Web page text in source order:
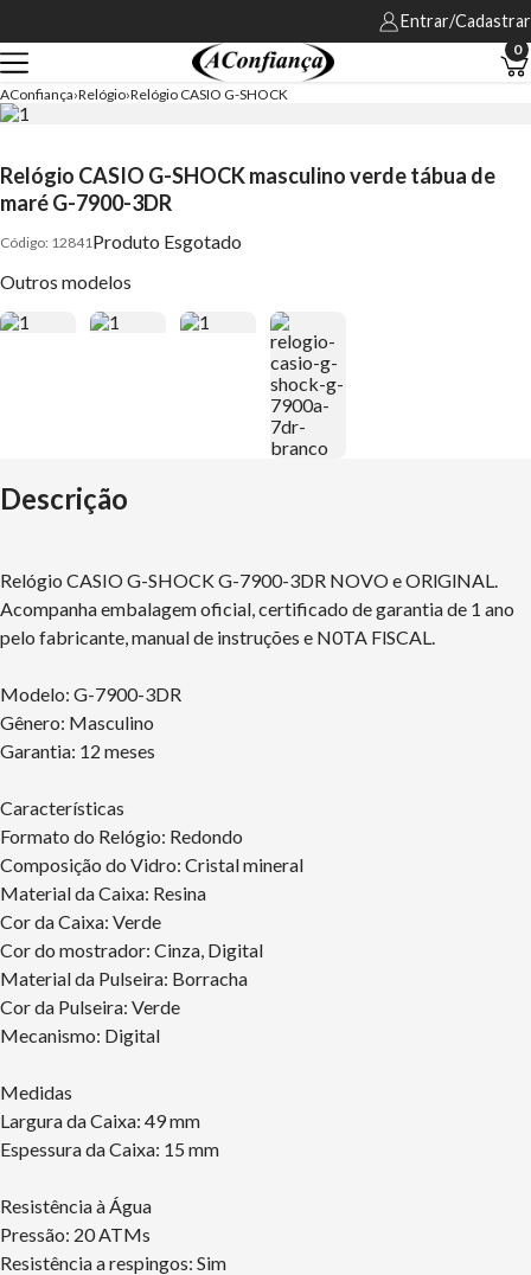
Entrar/Cadastrar
0
AConfiança Relógio Relógio CASIO G-SHOCK
Relógio CASIO G-SHOCK masculino verde tábua de
maré G-7900-3DR
12841 Produto Esgotado
Outros modelos
Descrição
Relógio CASIO G-SHOCK G-7900-3DR NOVO e ORlGlNAL.
Acompanha embalagem oficial, certificado de garantia de 1 ano
pelo fabricante, manual de instruções e N0TA FlSCAL.
Modelo: G-7900-3DR
Gênero: Masculino
Garantia: 12 meses
Características
Formato do Relógio: Redondo
Composição do Vidro: Cristal mineral
Material da Caixa: Resina
Cor da Caixa: Verde
Cor do mostrador: Cinza, Digital
Material da Pulseira: Borracha
Cor da Pulseira: Verde
Mecanismo: Digital
Medidas
Largura da Caixa: 49 mm
Espessura da Caixa: 15 mm
Resistência à Água
Pressão: 20 ATMs
Resistência a respingos: Sim